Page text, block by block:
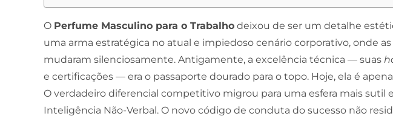
O Perfume Masculino para o Trabalho deixou de ser um detalhe
uma arma estratégica no atual e impiedoso cenário corporativo, onde
mudaram silenciosamente. Antigamente, a excelência técnica — suas
e certificações — era o passaporte dourado para o topo. Hoje, ela é
O verdadeiro diferencial competitivo migrou para uma esfera mais sutil
Inteligência Não-Verbal. O novo código de conduta do sucesso não